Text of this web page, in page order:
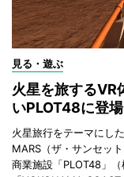
見る・遊ぶ
火星を旅する
いPLOT48に登場
火星旅行をテーマにし
MARS（ザ・サンセッ
商業施設「PLOT48」